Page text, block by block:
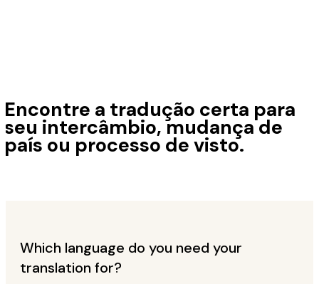
Encontre a tradução certa para
seu intercâmbio, mudança de
país ou processo de visto.
Which language do you need your
translation for?